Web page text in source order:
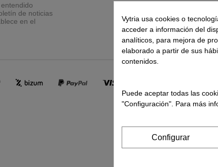
de noticias
en el
Vytria usa cookies o
acceder a información del
analíticos, para mejora de
elaborado a partir de sus
contenidos.
Puede aceptar todas las
"Configuración". Para más
Configurar